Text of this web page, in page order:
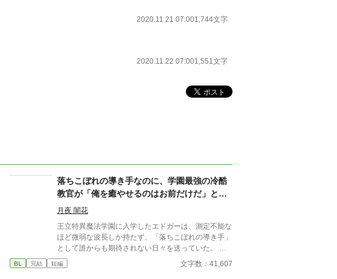
2020.11.21 07:001,744文字
2020.11.22 07:001,551文字
落ちこぼれの導き手なのに、学園最強の冷酷
教官が「俺を癒やせるのはお前だけだ」と底
なしの執着で迫ってきます
月夜 闇花
王立特異魔法学園に入学したエドガーは、測定不能な
ほど微弱な波長しか持たず、「落ちこぼれの導き手」
として誰からも期待されない日々を送っていた。 し
かしある日の放課後、エドガーは学園で最も恐れられ
る最強の戦闘魔術教官、レオン・ヴァレンタインの秘
BL 完結 短編 文字数：41,607